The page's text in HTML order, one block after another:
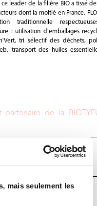
mais seulement les
ce leader de la filière BIO a tissé
dont la moitié en France.
traditionnelle
: utilisation d'emballages
tri sélectif des déchets,
transport des huiles
de la
BEAUTÉ BIO